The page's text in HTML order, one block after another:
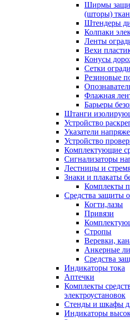
Ширмы
(шторы)
Штендеры
Колпаки
Ленты
Вехи
Конусы
Сетки
Резиновые
Флажная
Барьеры
Штанги
Устройство
Указатели
Устройство
Комплектующие
Сигнализаторы
Лестницы и
Знаки и плакаты
Комплекты
Средства защиты
Когти,лазы
Привязи
Стропы
Веревки,
Анкерные
Средства
Индикаторы тока
Аптечки
Комплекты
электроустановок
Стенды и шкафы
Индикаторы